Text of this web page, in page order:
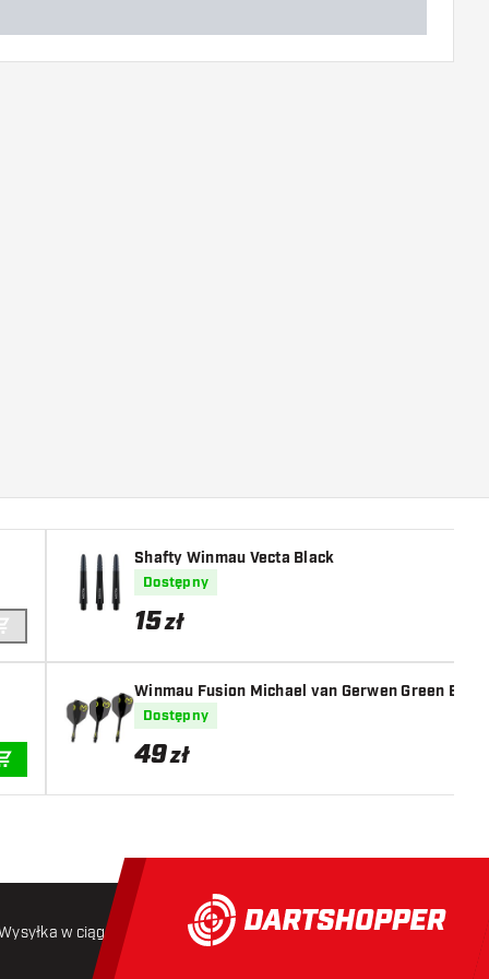
DODAJ DO KOSZYKA
Shafty Winmau Vecta Black
Dostępny
15zł
Winmau Fusion Michael van Gerwen Green
Dostępny
49zł
w ciągu 24 godzin Darmowa wysyłka od 250 złoty